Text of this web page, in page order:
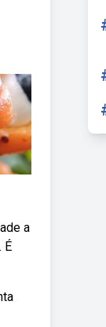
a
É